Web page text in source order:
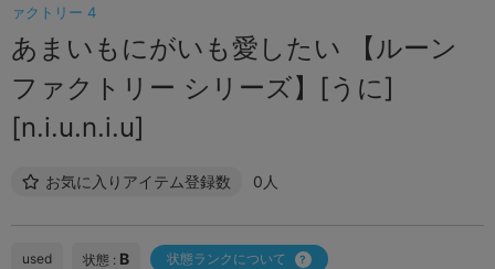
ァクトリー 4
あまいもにがいも愛したい 【ルーン
ファクトリー シリーズ】[うに]
[n.i.u.n.i.u]
お気に入りアイテム登録数 0人
used 状態 : B 状態ランクについて